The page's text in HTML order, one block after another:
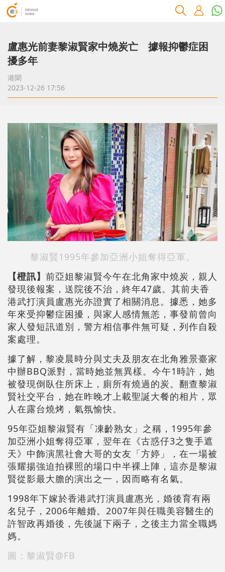
盧惠光前妻黎淑賢家中燒炭亡 據報抑鬱症困
擾多年
港聞
2023-12-26 17:56
黎淑賢1995年參加亞洲小姐奪得亞軍。
【橙訊】 前亞姐黎淑賢今午在北角家中燒炭，親人
發現後報案，送院後不治，終年47歲。其前夫香
港武打演員盧惠光亦證實了相關消息。據悉，她多
年來受抑鬱症困擾，與家人感情無恙，事發前曾向
家人發短訊道別，警方相信事件無可疑，列作自殺
案處理。
據了解，黎凌晨時分與丈夫及朋友在北角雅景臺家
中辦BBQ派對，當時她並無異樣。今午1時許，她
被發現倒臥住所床上，廁所有燒過的炭。翻查黎淑
賢社交平台，她在昨晚才上載聖誕大餐的相片，眾
人在露台燒烤，氣氛愉快。
95年亞姐黎淑賢有「凍齡熟女」之稱，1995年參
加亞洲小姐奪得亞軍，翌年在《古惑仔3之隻手遮
天》中飾演黑社會大哥的女友「方婷」，在一場被
張耀揚強迫拍裸照的場口中半裸上陣，這亦是黎淑
賢從影最大膽的演出之一，因而略有名氣。
1998年下嫁於香港武打演員盧惠光，婚後育有兩
名兒子，2006年離婚。2007年與任職美容醫生的
許智政再婚後，先後誕下兩子，之後主力當全職媽
媽。
圖：黎淑賢@FB